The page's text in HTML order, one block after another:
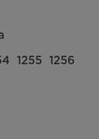
1255 1256